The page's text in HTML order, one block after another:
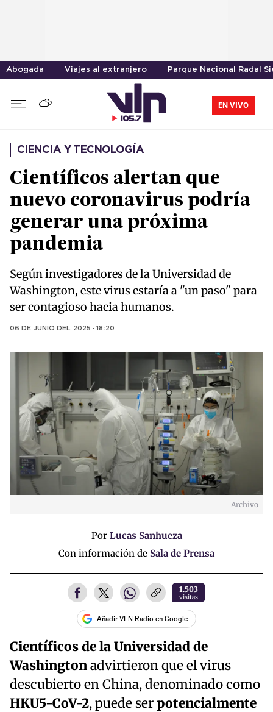
Abogada Viajes al extranjero Parque Nacional Radal
EN VIVO
CIENCIA Y TECNOLOGÍA
Científicos alertan que
nuevo coronavirus podría
generar una próxima
pandemia
Según investigadores de la Universidad de
Washington, este virus estaría a "un paso" para
ser contagioso hacia humanos.
06 DE JUNIO DEL 2025 · 18:20
Archivo
Por Lucas Sanhueza
Con información de Sala de Prensa
1.503
visitas
Añadir VLN Radio en Google
Científicos de la Universidad de
Washingtonadvirtieron que el virus
descubierto en China, denominado como
HKU5-CoV-2, puede serpotencialmente